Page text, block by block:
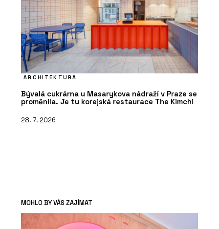
ARCHITEKTURA
Bývalá cukrárna u Masarykova nádraží v Praze se
proměnila. Je tu korejská restaurace The Kimchi
28. 7. 2026
MOHLO BY VÁS ZAJÍMAT